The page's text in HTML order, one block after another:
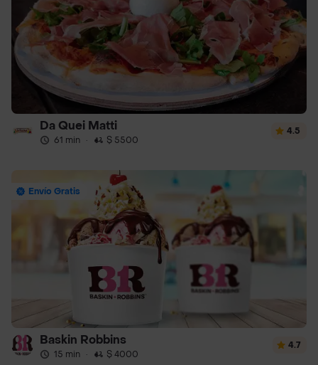
Da Quei Matti
61 min · $ 5500
4.5
Envío Gratis
Baskin Robbins
15 min · $ 4000
4.7